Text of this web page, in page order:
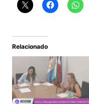
Relacionado